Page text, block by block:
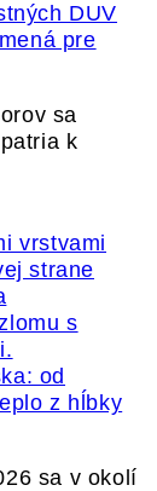
DUV
pre
sa
k
od
z hĺbky
sa v okolí